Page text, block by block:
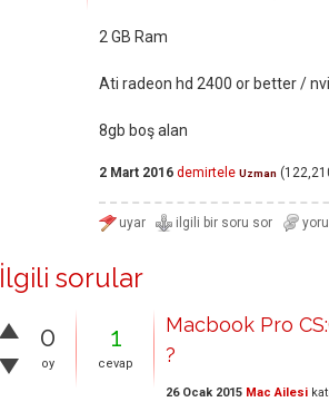
2 GB Ram
Ati radeon hd 2400 or better /
8gb boş alan
2 Mart 2016 demirtele Uzman (
İlgili sorular
0
oy
1
cevap
Macbook Pro
?
26 Ocak 2015 Mac Ailesi